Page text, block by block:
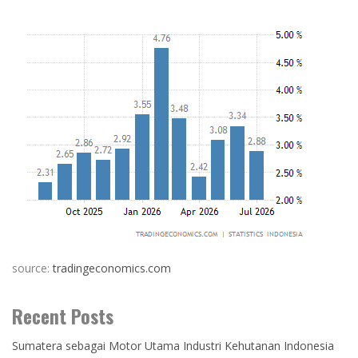
source:tradingeconomics.com
Recent Posts
Sumatera sebagai Motor Utama Industri Kehutanan Indonesia